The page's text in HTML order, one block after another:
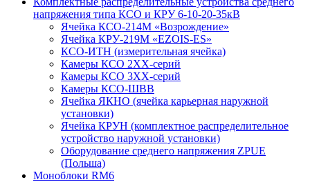
напряжения типа КСО и КРУ 6-10-20-35кВ
Ячейка КСО-214М «Возрождение»
Ячейка КРУ-219М «EZOIS-ES»
КСО-ИТН (измерительная ячейка)
Камеры КСО 2ХХ-серий
Камеры КСО 3ХХ-серий
Камеры КСО-ШВВ
Ячейка ЯКНО (ячейка карьерная наружной
установки)
Ячейка КРУН (комплектное распределительное
устройство наружной установки)
Оборудование среднего напряжения ZPUE
(Польша)
Моноблоки RM6